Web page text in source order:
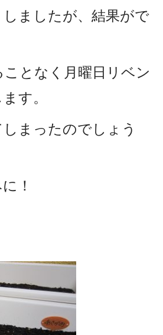
ましたが、結果がで
となく月曜日リベン
す。
まったのでしょう
！